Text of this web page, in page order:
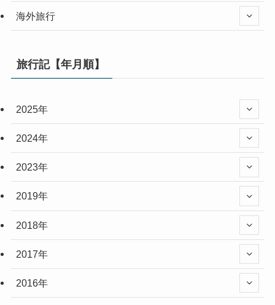
海外旅行
旅行記【年月順】
2025年
2024年
2023年
2019年
2018年
2017年
2016年